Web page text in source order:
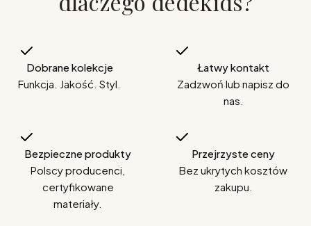
Dobrane kolekcje
Funkcja. Jakość. Styl.
Łatwy kontakt
Zadzwoń lub napisz do
nas.
Bezpieczne produkty
Polscy producenci,
certyfikowane
materiały.
Przejrzyste ceny
Bez ukrytych kosztów
zakupu.